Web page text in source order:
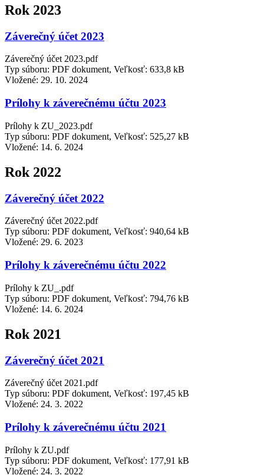
Rok 2023
Záverečný účet 2023
Záverečný účet 2023.pdf
Typ súboru: PDF dokument, Veľkosť: 633,8 kB
Vložené: 29. 10. 2024
Prílohy k záverečnému účtu 2023
Prílohy k ZU_2023.pdf
Typ súboru: PDF dokument, Veľkosť: 525,27 kB
Vložené: 14. 6. 2024
Rok 2022
Záverečný účet 2022
Záverečný účet 2022.pdf
Typ súboru: PDF dokument, Veľkosť: 940,64 kB
Vložené: 29. 6. 2023
Prílohy k záverečnému účtu 2022
Prílohy k ZU_.pdf
Typ súboru: PDF dokument, Veľkosť: 794,76 kB
Vložené: 14. 6. 2024
Rok 2021
Záverečný účet 2021
Záverečný účet 2021.pdf
Typ súboru: PDF dokument, Veľkosť: 197,45 kB
Vložené: 24. 3. 2022
Prílohy k záverečnému účtu 2021
Prílohy k ZU.pdf
Typ súboru: PDF dokument, Veľkosť: 177,91 kB
Vložené: 24. 3. 2022